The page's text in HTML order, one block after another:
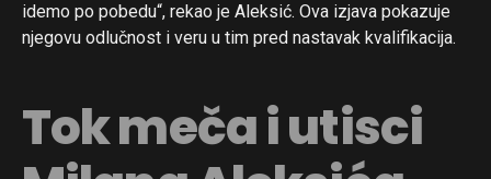
idemo po pobedu“, rekao je Aleksić. Ova izjava pokazuje
njegovu odlučnost i veru u tim pred nastavak kvalifikacija.
Tok meča i utisci